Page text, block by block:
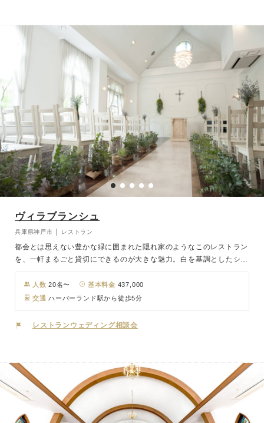
ヴィラブランシュ
兵庫県神戸市 │ レストラン
都会とは思えない豊かな緑に囲まれた隠れ家のようなこのレストラン
を、一軒まるごと貸切にできるのが大きな魅力。白を基調としたシン
プルなダイニングルームは、ガーデンテラスに面した南向きでやさし
い自然光が降り注ぎます。会場から続く解放感あふれるテラスを使用
できるのも、一軒家レストランならでは。 白い大理石のバージンロ
ードを備えたチャペルもあり、ゲストの前で愛を誓う人前式も、牧師
様のもと神に誓うキリスト教式も可能。
人数 20名〜 基本料金 437,000
交通 ハーバーランド駅から徒歩5分
レストランウェディング相談会